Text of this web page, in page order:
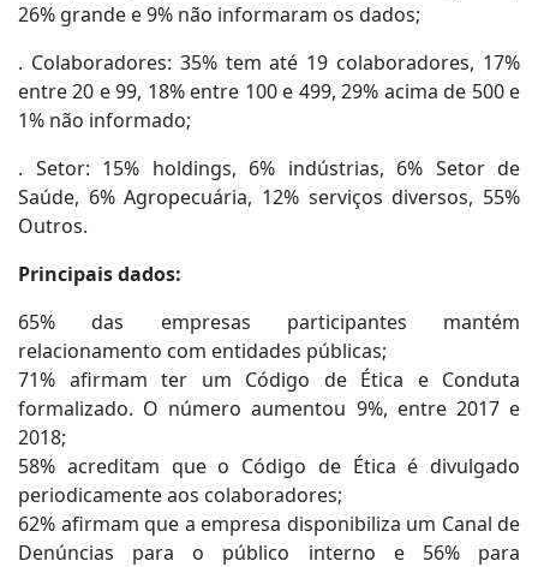
26% grande e 9% não informaram os dados;
. Colaboradores: 35% tem até 19 colaboradores, 17%
entre 20 e 99, 18% entre 100 e 499, 29% acima de 500 e
1% não informado;
. Setor: 15% holdings, 6% indústrias, 6% Setor de
Saúde, 6% Agropecuária, 12% serviços diversos, 55%
Outros.
Principais dados:
65% das empresas participantes mantém
relacionamento com entidades públicas;
71% afirmam ter um Código de Ética e Conduta
formalizado. O número aumentou 9%, entre 2017 e
2018;
58% acreditam que o Código de Ética é divulgado
periodicamente aos colaboradores;
62% afirmam que a empresa disponibiliza um Canal de
Denúncias para o público interno e 56% para